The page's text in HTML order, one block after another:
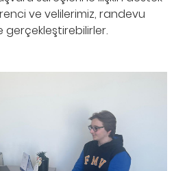
ve velilerimiz, randevu